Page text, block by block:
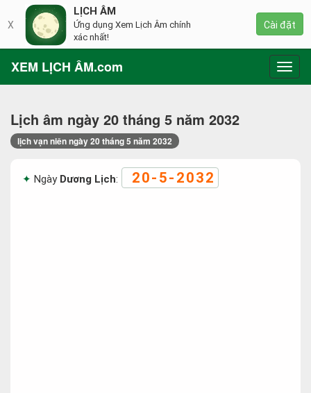
XEM LỊCH ÂM.com
Lịch âm ngày 20 tháng 5 năm 2032
lịch vạn niên ngày 20 tháng 5 năm 2032
Ngày Dương Lịch: 20-5-2032
X
LỊCH ÂM
Ứng dụng Xem Lịch Âm chính
xác nhất!
Cài đặt